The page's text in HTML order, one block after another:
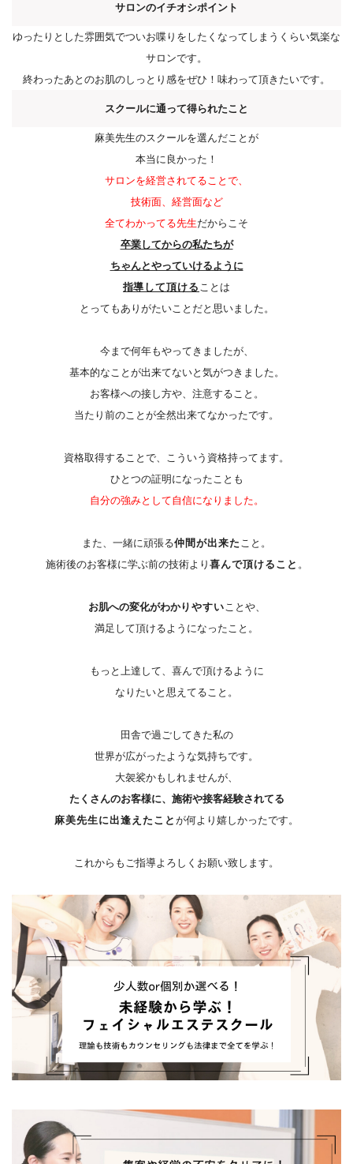
サロンのイチオシポイント
ゆったりとした雰囲気でついお喋りをしたくなってしまうくらい気楽な
サロンです。
終わったあとのお肌のしっとり感をぜひ！味わって頂きたいです。
スクールに通って得られたこと
麻美先生のスクールを選んだことが
本当に良かった！
サロンを経営されてることで、
技術面、経営面など
全てわかってる先生だからこそ
卒業してからの私たちが
ちゃんとやっていけるように
指導して頂ける ことは
とってもありがたいことだと思いました。
今まで何年もやってきましたが、
基本的なことが出来てないと 気がつきました。
お客様への接し方や、注意すること。
当たり前のことが全然出来てなかったです。
資格取得することで、こういう資格持ってます。
ひとつの証明になったことも
自分の強みとして自信になりました。
また、一緒に頑張る仲間が出来た こと。
施術後のお客様に学ぶ前の技術より 喜んで頂けること 。
お肌への変化がわかりやすいことや、
満足して頂けるようになったこと。
もっと上達して、喜んで頂けるように
なりたいと思えてること。
田舎で過ごしてきた私の
世界が広がったような気持ちです。
大袈裟かもしれませんが、
たくさんのお客様に、施術や接客経験されてる
麻美先生に出逢えたこと が何より嬉しかったです。
これからもご指導よろしくお願い致します。